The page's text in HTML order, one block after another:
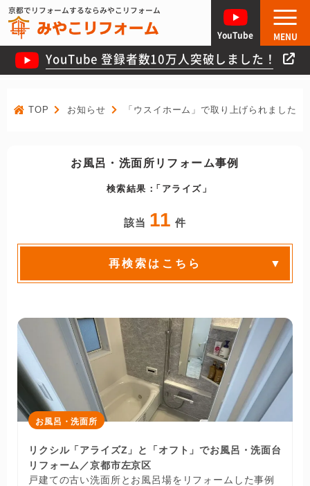
京都でリフォームするならみやこリフォーム
YouTube 登録者数10万人突破しました！
YouTube MENU
TOP お知らせ 「ウスイホーム」で取り上げられました！
お風呂・洗面所リフォーム事例
検索結果： アライズ
該当 11 件
再検索はこちら
お風呂・洗面所
リクシル「アライズZ」と「オフト」でお風呂・洗面台
リフォーム／京都市左京区
戸建ての古い洗面所とお風呂場をリフォームした事例